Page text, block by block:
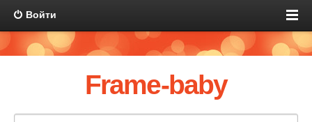
Войти
Frame-baby